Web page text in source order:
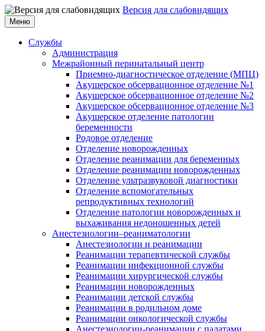
Версия для слабовидящих
Меню
Службы
Администрация
Межрайонный перинатальный центр
Приемно-диагностическое отделение (МПЦ)
Акушерское обсервационное отделение №1
Акушерское обсервационное отделение №2
Акушерское обсервационное отделение №3
Акушерское отделение патологии
беременности
Родовое отделение
Отделение новорожденных
Отделение реанимации для беременных
Отделение реанимации новорожденных
Отделение ультразвуковой диагностики
Отделение вспомогательных
репродуктивных технологий
Отделение патологии новорожденных и
выхаживания недоношенных детей
Анестезиологии–реаниматологии
Анестезиологии и реанимации
Реанимации терапевтической службы
Реанимации инфекционной службы
Реанимации хирургической службы
Реанимации новорожденных
Реанимации детской службы
Реанимации в родильном доме
Реанимации онкологической службы
Анестезиологии-реанимации с палатами